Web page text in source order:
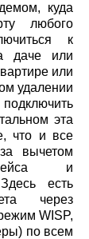
куда
любого
к
даче или
или
удалении
эта
что и все
вычетом
и
есть
через
WISP,
по всем